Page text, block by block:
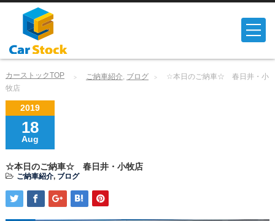
カーストックTOP ご納車紹介 ブログ
☆本日のご納車☆ 春日井・小
牧店
2019
18
Aug
☆本日のご納車☆ 春日井・小牧店
ご納車紹介, ブログ